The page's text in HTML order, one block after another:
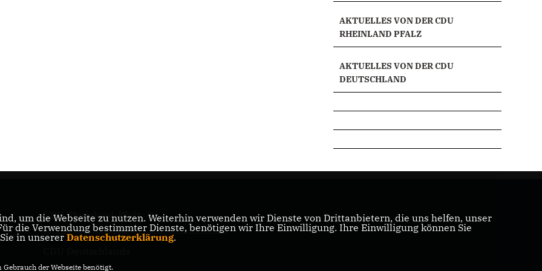
AKTUELLES VON DER CDU
RHEINLAND PFALZ
AKTUELLES VON DER CDU
DEUTSCHLAND
CDU Rheinland-Pfalz
um die Webseite zu nutzen. Weiterhin verwenden wir Dienste von Drittanbietern, die uns helfen, unser
die Verwendung bestimmter Dienste, benötigen wir Ihre Einwilligung. Ihre Einwilligung können Sie
in unserer Datenschutzerklärung.
der Webseite benötigt.